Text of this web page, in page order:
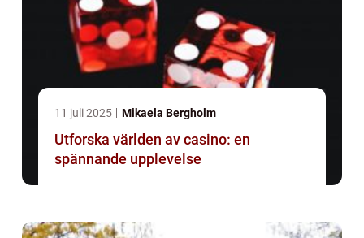
11 juli 2025 Mikaela Bergholm
Utforska världen av casino: en
spännande upplevelse